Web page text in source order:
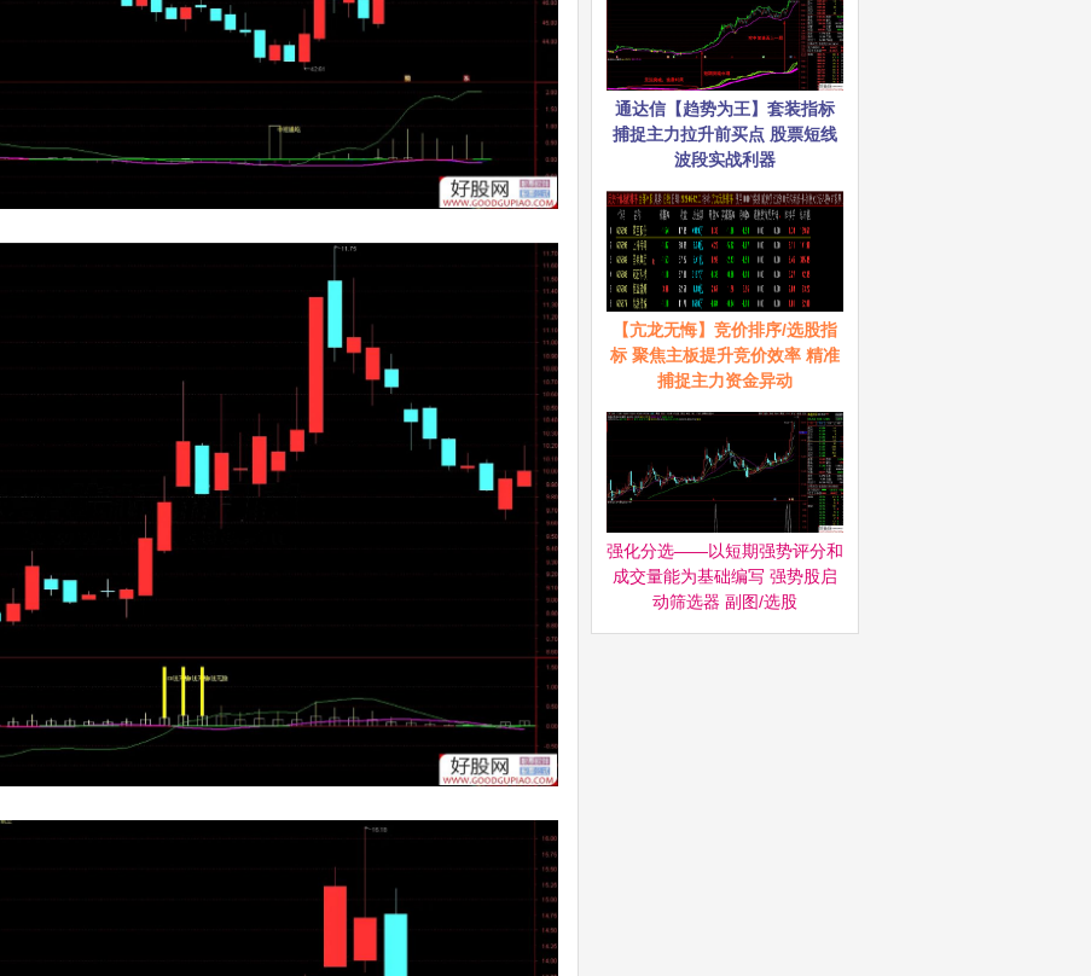
通达信【趋势为王】套装指标
捕捉主力拉升前买点 股票短线
波段实战利器
【亢龙无悔】竞价排序/选股指
标 聚焦主板提升竞价效率 精准
捕捉主力资金异动
强化分选——以短期强势评分和
成交量能为基础编写 强势股启
动筛选器‌ 副图/选股